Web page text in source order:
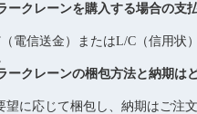
ークレーンを購入する場合の支
電信送金）またはL/C（信用状
ークレーンの梱包方法と納期は
望に応じて梱包し、納期はご注